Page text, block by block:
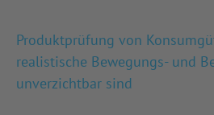
Produktprüfung von
realistische Bewegungs- und
unverzichtbar sind